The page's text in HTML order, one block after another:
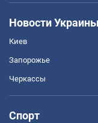
Новости Украины
Киев
Запорожье
Черкассы
Спорт